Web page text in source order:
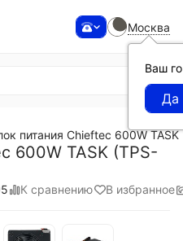
Москва
Ваш
питания Chieftec 600W
600W TASK (TPS-
К сравнению В избранное